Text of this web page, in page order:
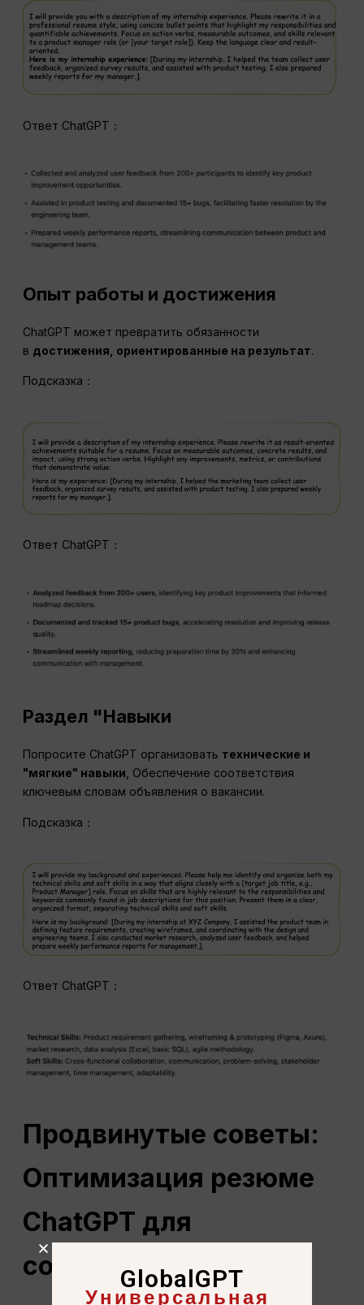
Ответ ChatGPT：
Опыт работы и достижения
ChatGPT может превратить обязанности
в достижения, ориентированные на результат.
Подсказка：
Ответ ChatGPT：
Раздел "Навыки
Попросите ChatGPT организовать технические и
"мягкие" навыки , Обеспечение соответствия
ключевым словам объявления о вакансии.
Подсказка：
Ответ ChatGPT：
Продвинутые советы:
Оптимизация резюме
ChatGPT для
соискателей
GlobalGPT
Универсальная